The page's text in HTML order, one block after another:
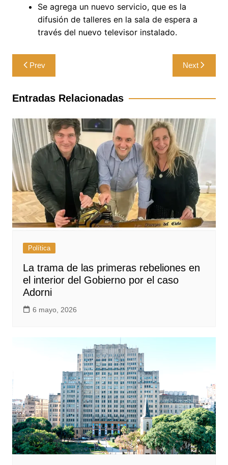
Se agrega un nuevo servicio, que es la
difusión de talleres en la sala de espera a
través del nuevo televisor instalado.
Navegación
de
entradas
Prev Next
Entradas Relacionadas
Política
La trama de las primeras rebeliones en
el interior del Gobierno por el caso
Adorni
6 mayo, 2026